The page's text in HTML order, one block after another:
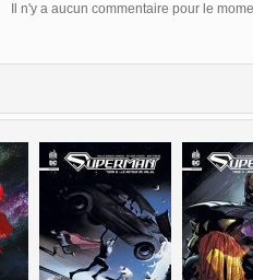
Il n'y a aucun commentaire pour le